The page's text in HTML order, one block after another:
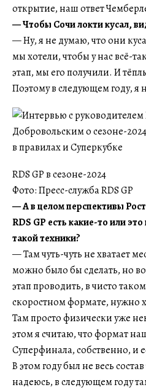
открытие, наш ответ
— Чтобы Сочи локти кусал,
— Ну, я не думаю, что они
мы хотели, чтобы у нас всё-
этап, мы его получили. И
Поэтому в следующем году,
RDS GP в сезоне-2024
Фото: Пресс-служба RDS GP
— А в целом перспективы
RDS GP есть какие-то или
такой техники?
— Там чуть-чуть не хватает
можно было бы сделать, но
этап проводить, в чисто
скоростном формате, нужно
Там просто физически уже
этом я считаю, что формат
Суперфинала, собственно, и
В этом году был не весь
надеюсь, в следующем году